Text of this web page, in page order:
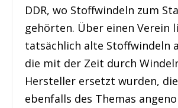
DDR, wo Stoffwindeln zum
gehörten. Über einen Verein
tatsächlich alte Stoffwindeln
die mit der Zeit durch
Hersteller ersetzt wurden,
ebenfalls des Themas